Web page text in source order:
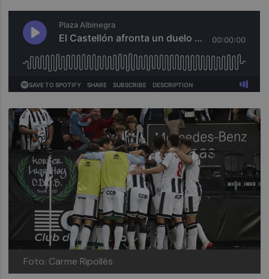
Foto: Carme Ripollés